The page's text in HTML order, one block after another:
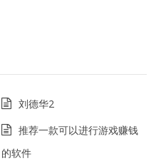
刘德华2
推荐一款可以进行游戏赚钱
的软件